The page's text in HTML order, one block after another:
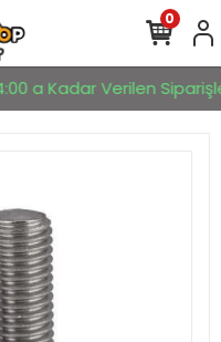
a Kadar Verilen
0